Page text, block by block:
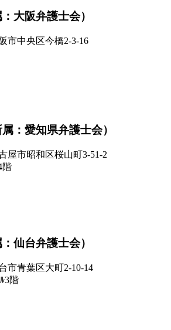
：大阪弁護士会）
市中央区今橋2-3-16
属：愛知県弁護士会）
屋市昭和区桜山町3-51-2
階
：仙台弁護士会）
市青葉区大町2-10-14
3階